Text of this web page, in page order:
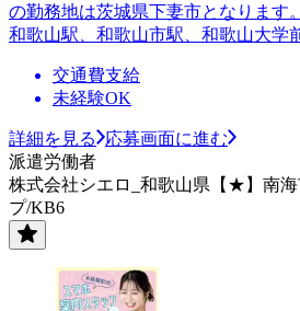
の勤務地は茨城県下妻市となります。
和歌山駅、和歌山市駅、和歌山大学
交通費支給
未経験OK
詳細を見る
応募画面に進む
派遣労働者
株式会社シエロ_和歌山県【★】南
プ/KB6